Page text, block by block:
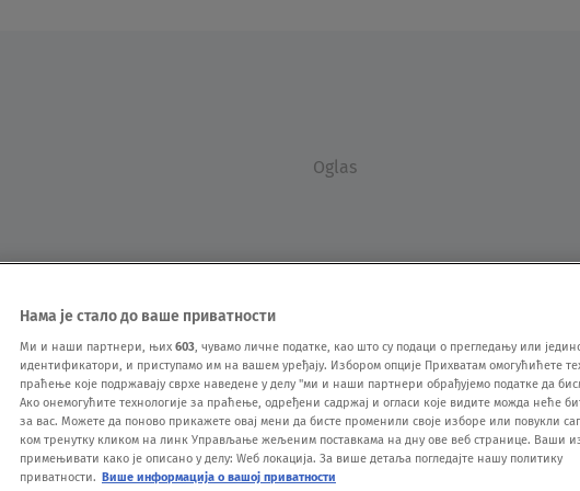
Oglas
NAJNOVIJE VESTI SHOW SPORT VIDEO NOVA BAZA
Нама је стало до ваше приватности
Ми и наши партнери, њих 603 , чувамо личне податке, као што су подаци о прегледању или
идентификатори, и приступамо им на вашем уређају. Избором опције Прихватам омогућићете
праћење које подржавају сврхе наведене у делу "ми и наши партнери обрађујемо податке да
Ако онемогућите технологије за праћење, одређени садржај и огласи које видите можда неће
за вас. Можете да поново прикажете овај мени да бисте променили своје изборе или повукли
ком тренутку кликом на линк Управљање жељеним поставкама на дну ове веб странице. Ваши
примењивати како је описано у делу: Wеб локација. За више детаља погледајте нашу политику
приватности. Више информација о вашој приватности